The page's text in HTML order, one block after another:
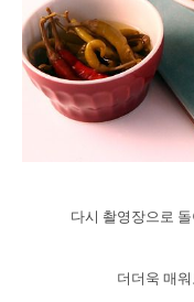
다시 촬영장으로
더더욱 매